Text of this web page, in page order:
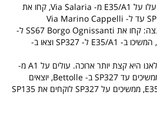
למגיעים מרומא: עלו על E35/A1 מ- Via Salaria, קחו את
היציאה לכיוון Chiusi, את SP146 עד ל- Via Marino Cappelli
במונטפולצ'אנו. למגיעים מפירנצה: קחו את SS67 Borgo Ognissanti ל-
SGC Firenze-Pisa-Livorno, המשיכו ב- E35/A1 ל- SP327 וצאו ב-
למגיעים ממילאנו: ההגעה ממילאנו היא קצת יותר ארוכה. עולים על A1 מ-
Corso Di Porta Romana וממשיכים עד SP327 ב- Bettolle, יוצאים
ביציאה Valdichiana מ- E35/A1, ממשיכים על SP327 לוקחים את SP135